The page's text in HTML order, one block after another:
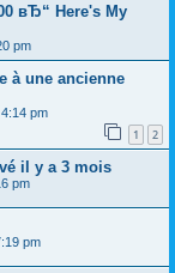
вЂ“ Here's My
pm
à une ancienne
pm
1 2
il y a 3 mois
pm
pm